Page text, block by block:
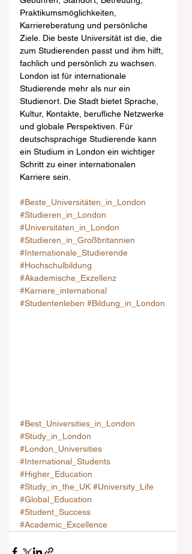
Praktikumsmöglichkeiten,
Karriereberatung und persönliche
Ziele. Die beste Universität ist die, die
zum Studierenden passt und ihm hilft,
fachlich und persönlich zu wachsen.
London ist für internationale
Studierende mehr als nur ein
Studienort. Die Stadt bietet Sprache,
Kultur, Kontakte, berufliche Netzwerke
und globale Perspektiven. Für
deutschsprachige Studierende kann
ein Studium in London ein wichtiger
Schritt zu einer internationalen
Karriere sein.
#Beste_Universitäten_in_London
#Studieren_in_London
#Universitäten_in_London
#Studieren_in_Großbritannien
#Internationale_Studierende
#Hochschulbildung
#Akademische_Exzellenz
#Karriere_international
#Studentenleben #Bildung_in_London
#Best_Universities_in_London
#Study_in_London
#London_Universities
#International_Students
#Higher_Education
#Study_in_the_UK #University_Life
#Global_Education
#Student_Success
#Academic_Excellence